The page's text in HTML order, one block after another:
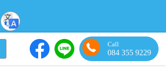
Call
084 355 9229